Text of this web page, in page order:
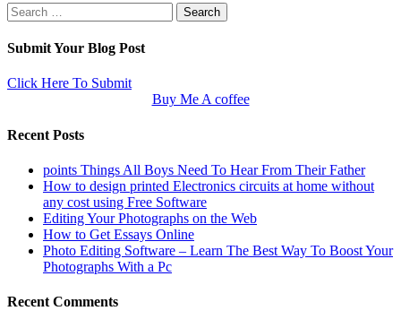
Search
for:
Submit Your Blog Post
Click Here To Submit
Buy Me A coffee
Recent Posts
points Things All Boys Need To Hear From Their Father
How to design printed Electronics circuits at home without
any cost using Free Software
Editing Your Photographs on the Web
How to Get Essays Online
Photo Editing Software – Learn The Best Way To Boost Your
Photographs With a Pc
Recent Comments